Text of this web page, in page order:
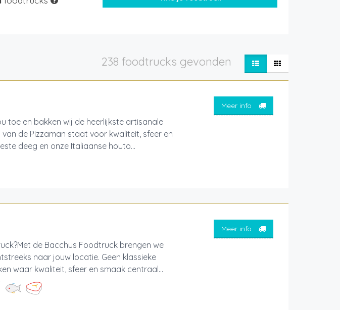
238 foodtrucks gevonden
toe en bakken wij de heerlijkste artisanale
de Pizzaman staat voor kwaliteit, sfeer en
deeg en onze Italiaanse houto...
Meer info
de Bacchus Foodtruck brengen we
naar jouw locatie. Geen klassieke
waar kwaliteit, sfeer en smaak centraal...
Meer info